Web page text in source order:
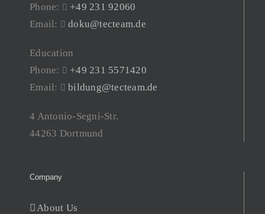
Phone:
+49 231 92060
Email:
doku@tecteam.de
Education
Phone:
+49 231 5571420
Email:
bildung@tecteam.de
4 Antonio-Segni-Str.
44263 Dortmund
Company
About Us